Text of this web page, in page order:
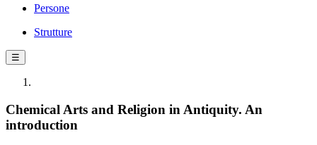
Persone
Strutture
☰
Chemical Arts and Religion in Antiquity. An
introduction